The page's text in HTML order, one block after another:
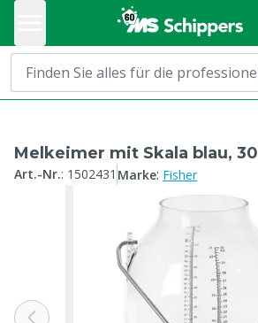
Melkeimer mit Skala blau, 30 l
Art.-Nr.: 1502431 Marke: Fisher